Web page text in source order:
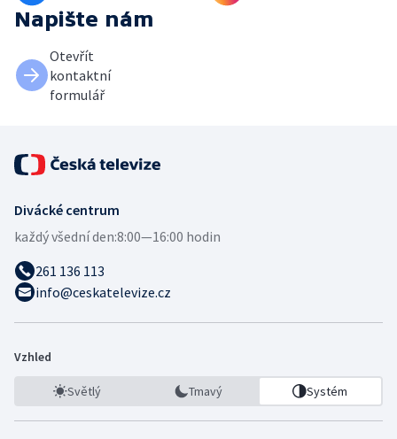
Napište nám
Otevřít
kontaktní
formulář
Divácké centrum
každý všední den:8:00—16:00 hodin
261 136 113
info@ceskatelevize.cz
Vzhled
Světlý Tmavý Systém